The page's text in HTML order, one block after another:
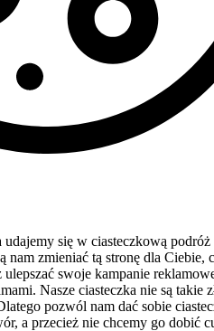
się w ciasteczkową podróż
nam zmieniać tą stronę dla Ciebie,
swoje kampanie
Nasze ciasteczka nie są takie
pozwól nam dać sobie
a przecież nie chcemy go dobić